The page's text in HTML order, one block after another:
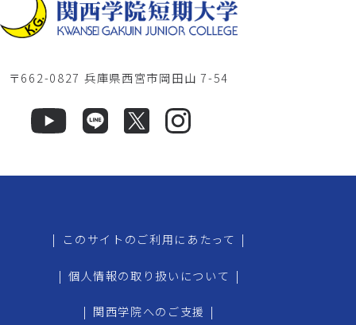
〒662-0827 兵庫県西宮市岡田山 7-54
| このサイトのご利用にあたって |
| 個人情報の取り扱いについて |
| 関西学院へのご支援 |